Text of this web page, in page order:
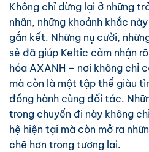
Không chỉ dừng lại ở những
nhân, những khoảnh khắc
gắn kết. Những nụ cười,
sẻ đã giúp Keltic cảm nhận
hóa AXANH – nơi không chỉ
mà còn là một tập thể giàu
đồng hành cùng đối tác.
trong chuyến đi này không
hệ hiện tại mà còn mở ra
chẽ hơn trong tương lai.